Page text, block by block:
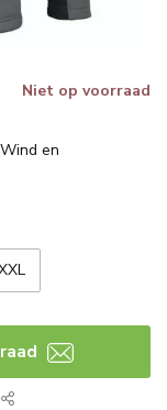
Niet op voorraad
en